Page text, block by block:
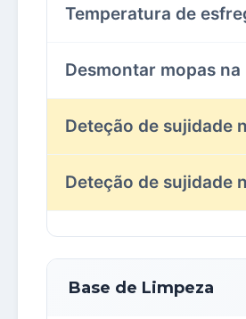
Temperatura de
Desmontar mopas na
Deteção de sujidade
Deteção de sujidade
Base de Limpeza